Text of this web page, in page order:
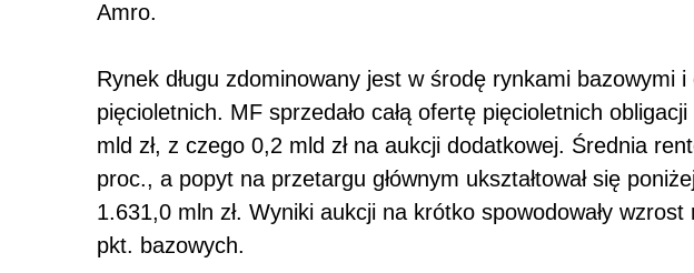
Amro.
Rynek długu zdominowany jest w środę rynkami bazowymi
pięcioletnich. MF sprzedało całą ofertę pięcioletnich
mld zł, z czego 0,2 mld zł na aukcji dodatkowej. Średnia
proc., a popyt na przetargu głównym ukształtował się
1.631,0 mln zł. Wyniki aukcji na krótko spowodowały
pkt. bazowych.